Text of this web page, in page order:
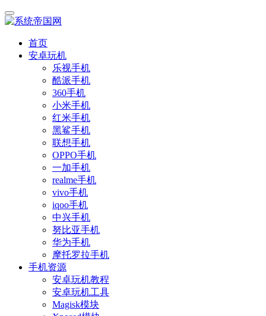
首页
安卓玩机
乐视手机
酷派手机
360手机
小米手机
红米手机
黑鲨手机
联想手机
OPPO手机
一加手机
realme手机
vivo手机
iqoo手机
中兴手机
努比亚手机
华为手机
摩托罗拉手机
手机资源
安卓玩机教程
安卓玩机工具
Magisk模块